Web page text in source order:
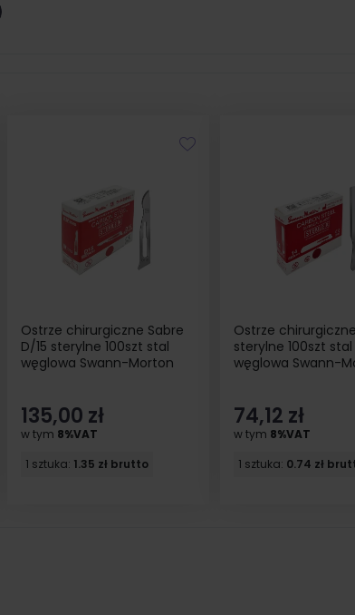
Ostrze chirurgiczne Sabre
D/15 sterylne 100szt stal
węglowa Swann-Morton
135,00 zł
w tym 8%VAT
1 sztuka: 1.35 zł brutto
Ostrze
sterylne 100szt stal
węglowa Swann-
74,12 zł
w tym 8%VAT
1 sztuka: 0.74 zł